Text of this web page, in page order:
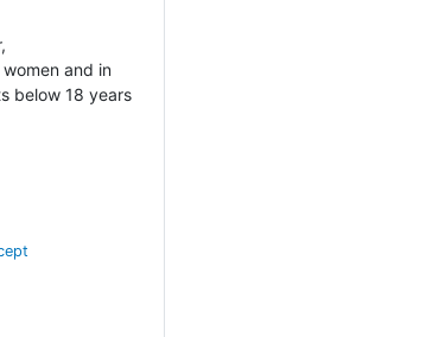
and in
below 18 years